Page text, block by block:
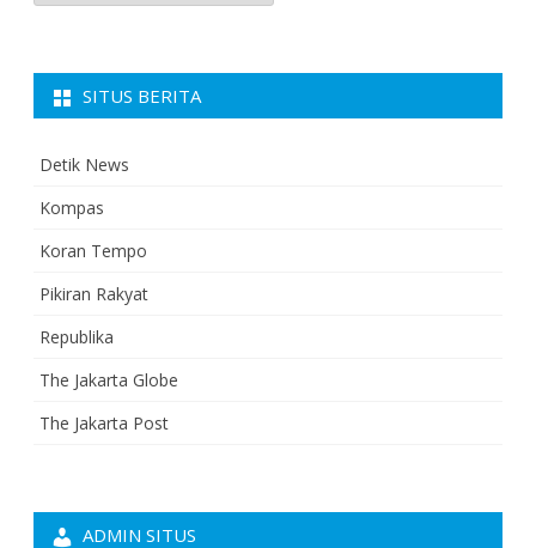
SITUS BERITA
Detik News
Kompas
Koran Tempo
Pikiran Rakyat
Republika
The Jakarta Globe
The Jakarta Post
ADMIN SITUS